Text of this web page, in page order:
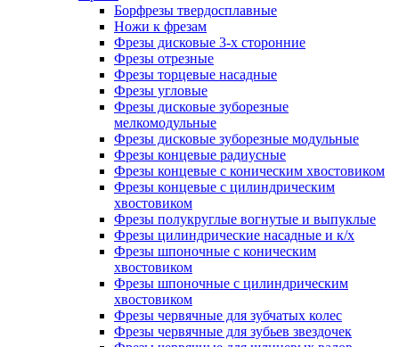
Борфрезы твердосплавные
Ножи к фрезам
Фрезы дисковые 3-х сторонние
Фрезы отрезные
Фрезы торцевые насадные
Фрезы угловые
Фрезы дисковые зуборезные
мелкомодульные
Фрезы дисковые зуборезные модульные
Фрезы концевые радиусные
Фрезы концевые с коническим хвостовиком
Фрезы концевые с цилиндрическим
хвостовиком
Фрезы полукруглые вогнутые и выпуклые
Фрезы цилиндрические насадные и к/х
Фрезы шпоночные с коническим
хвостовиком
Фрезы шпоночные с цилиндрическим
хвостовиком
Фрезы червячные для зубчатых колес
Фрезы червячные для зубьев звездочек